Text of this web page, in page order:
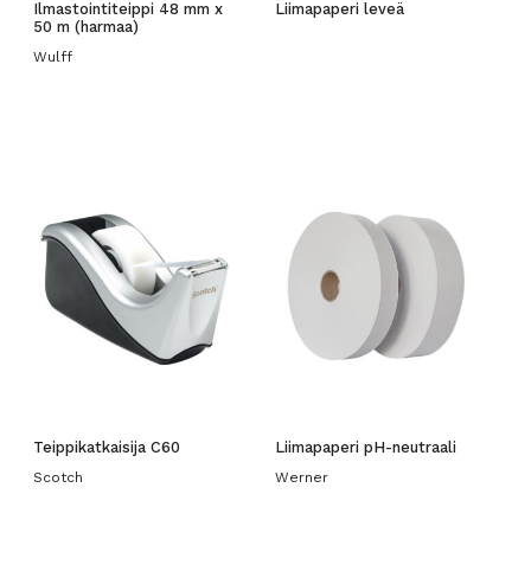
Ilmastointiteippi 48 mm x
50 m (harmaa)
Wulff
Liimapaperi leveä
Teippikatkaisija C60
Scotch
Liimapaperi pH-neutraali
Werner